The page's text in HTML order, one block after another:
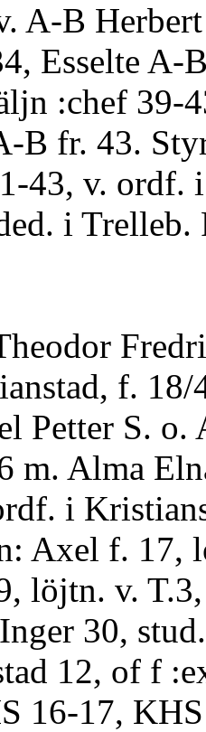
A-B
Esselte A-
:chef 39-
B fr. 43.
43, v. ordf. i
i Trelleb.
f.
Petter S. o.
m. Alma
i
Axel f. 17,
löjtn. v.
30,
12, of f
16-17,